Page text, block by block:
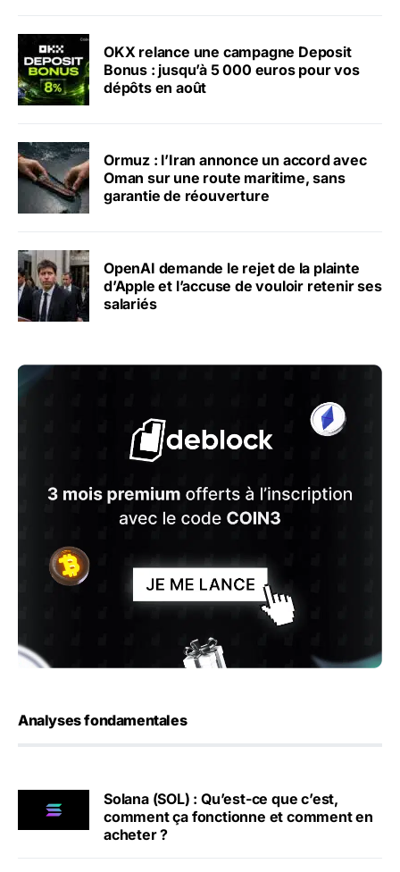
OKX relance une campagne Deposit
Bonus : jusqu’à 5 000 euros pour vos
dépôts en août
Ormuz : l’Iran annonce un accord avec
Oman sur une route maritime, sans
garantie de réouverture
OpenAI demande le rejet de la plainte
d’Apple et l’accuse de vouloir retenir ses
salariés
Analyses fondamentales
Solana (SOL) : Qu’est-ce que c’est,
comment ça fonctionne et comment en
acheter ?